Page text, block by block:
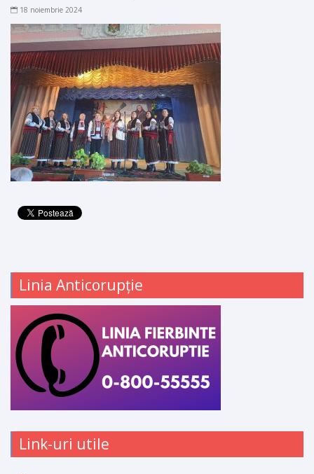
18 noiembrie 2024
Linia Anticorupție
Link-uri utile